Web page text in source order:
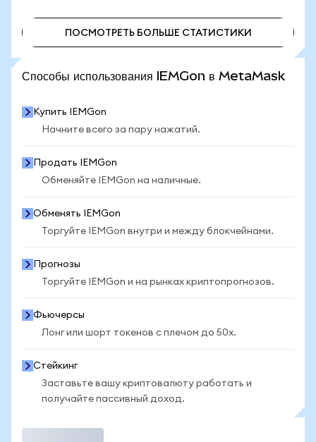
ПОСМОТРЕТЬ БОЛЬШЕ СТАТИСТИКИ
Способы использования IEMGon в MetaMask
Купить IEMGon
Начните всего за пару нажатий.
Продать IEMGon
Обменяйте IEMGon на наличные.
Обменять IEMGon
Торгуйте IEMGon внутри и между блокчейнами.
Прогнозы
Торгуйте IEMGon и на рынках криптопрогнозов.
Фьючерсы
Лонг или шорт токенов с плечом до 50x.
Стейкинг
Заставьте вашу криптовалюту работать и
получайте пассивный доход.